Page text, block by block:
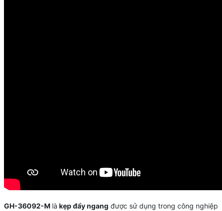
GH-36092-M là kẹp đẩy ngang được sử dụng trong công nghiệp